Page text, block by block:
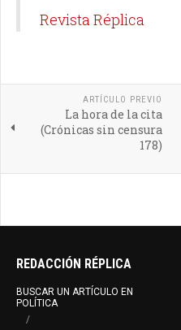
Revista Réplica
ARTÍCULO PREVIO
La hora de la cita
(Crónicas sin censura
178)
REDACCIÓN RÉPLICA
BUSCAR UN ARTÍCULO EN
POLÍTICA